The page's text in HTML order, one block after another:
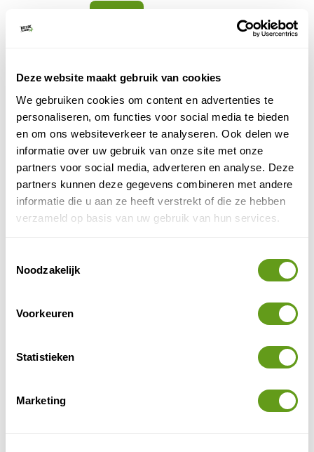
Deze website maakt gebruik van cookies
We gebruiken cookies om content en advertenties te
personaliseren, om functies voor social media te bieden
en om ons websiteverkeer te analyseren. Ook delen we
informatie over uw gebruik van onze site met onze
partners voor social media, adverteren en analyse. Deze
partners kunnen deze gegevens combineren met andere
informatie die u aan ze heeft verstrekt of die ze hebben
verzameld op basis van uw gebruik van hun services.
Noodzakelijk
Voorkeuren
Statistieken
Marketing
BEKIJK
Prachtige moderne en stijlvol ingerichte villa voor
6 personen met uitzicht op de plassen. Je geniet
BEKIJK
Duynpark Soest
Bijzonder overnachten
Schitterend vakantiepark op enkele minuten
bosrijke
bij Lage Vuursche. Duurzame,